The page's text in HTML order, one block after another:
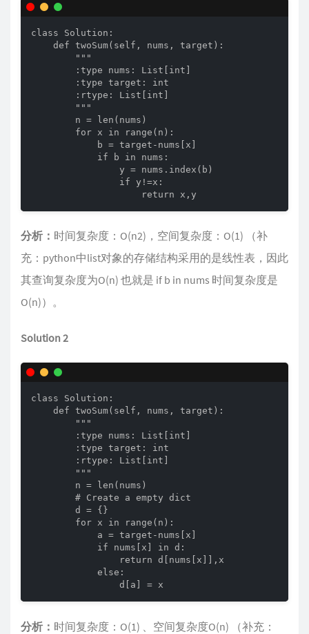
class Solution:
    def twoSum(self, nums, target):
        """
        :type nums: List[int]
        :type target: int
        :rtype: List[int]
        """
        n = len(nums)
        for x in range(n):
            b = target-nums[x]
            if b in nums:
                y = nums.index(b)
                if y!=x:
                    return x,y
分析： 时间复杂度：O(n2)，空间复杂度：O(1) （补
充：python中list对象的存储结构采用的是线性表，因此
其查询复杂度为O(n) 也就是 if b in nums 时间复杂度是
O(n)）。
Solution 2
class Solution:
    def twoSum(self, nums, target):
        """
        :type nums: List[int]
        :type target: int
        :rtype: List[int]
        """
        n = len(nums)
        # Create a empty dict
        d = {}
        for x in range(n):
            a = target-nums[x]
            if nums[x] in d:
                return d[nums[x]],x
            else:
                d[a] = x
分析： 时间复杂度：O(1) 、空间复杂度O(n) （补充：